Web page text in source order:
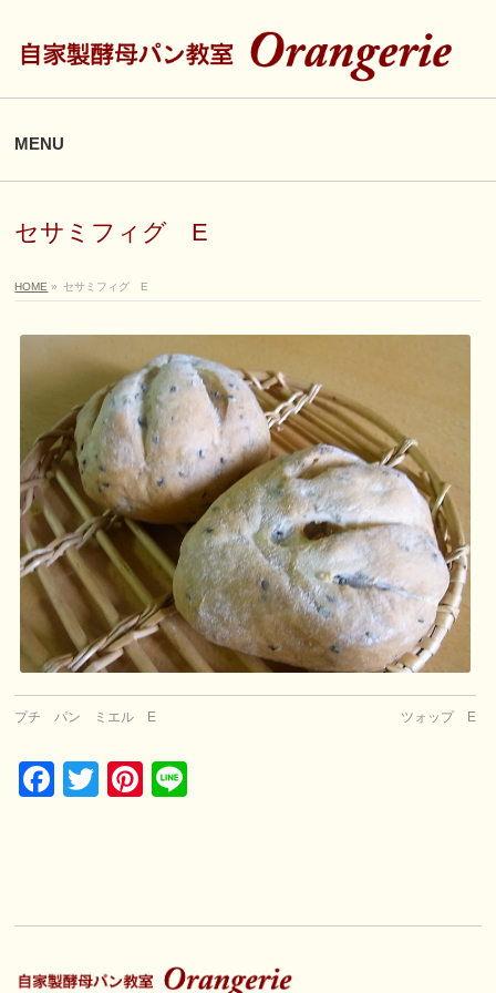
MENU
セサミフィグ E
HOME » セサミフィグ E
プチ パン ミエル E ツォップ E
Facebook
TwitterPinterest